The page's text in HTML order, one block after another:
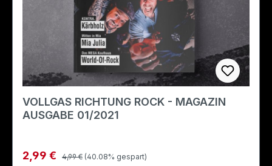
VOLLGAS RICHTUNG ROCK - MAGAZIN
AUSGABE 01/2021
Verkaufspreis:
2,99 € Regulärer Preis:
4,99 € (40.08% gespart)